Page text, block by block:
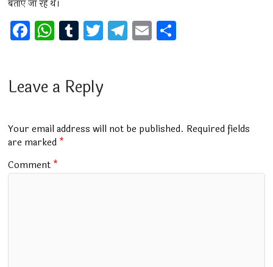
बताए जा रहे थे।
F
a
b
o
k
W
h
s
p
p
T
u
bl
T
wi
er
T
el
m
E
m
Leave a Reply
Your email address will not be published. Required fields
are marked *
Comment *